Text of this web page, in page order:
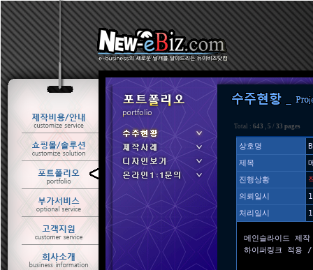
Total : 643 , 5 / 33 pages
상호명
제목
진행상황
의뢰일시
처리일시
메인슬라이드 제
하이퍼링크 적용
ㆍ 수주현황
ㆍ 제작사례